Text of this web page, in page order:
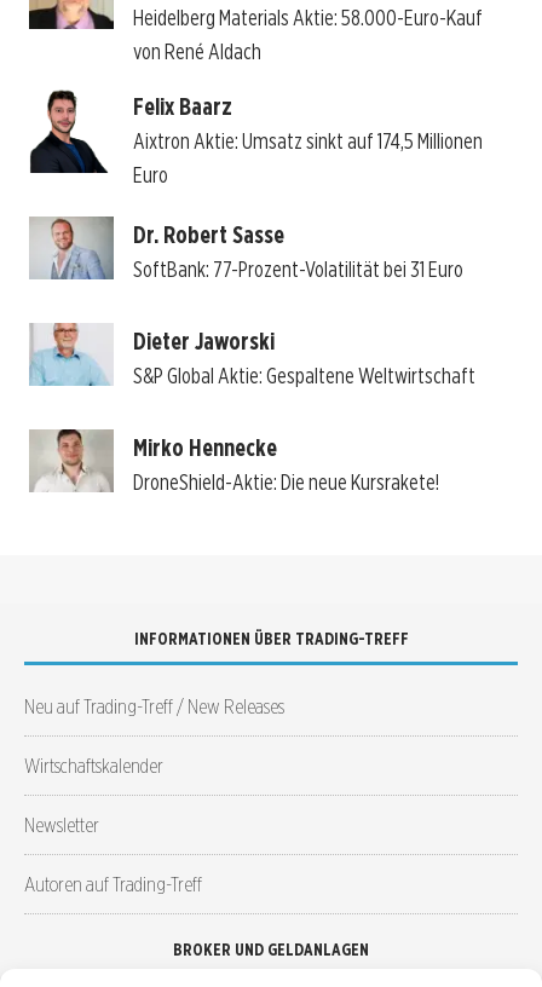
Heidelberg Materials Aktie: 58.000-Euro-Kauf
von René Aldach
Felix Baarz
Aixtron Aktie: Umsatz sinkt auf 174,5 Millionen
Euro
Dr. Robert Sasse
SoftBank: 77-Prozent-Volatilität bei 31 Euro
Dieter Jaworski
S&P Global Aktie: Gespaltene Weltwirtschaft
Mirko Hennecke
DroneShield-Aktie: Die neue Kursrakete!
INFORMATIONEN ÜBER TRADING-TREFF
Neu auf Trading-Treff / New Releases
Wirtschaftskalender
Newsletter
Autoren auf Trading-Treff
BROKER UND GELDANLAGEN